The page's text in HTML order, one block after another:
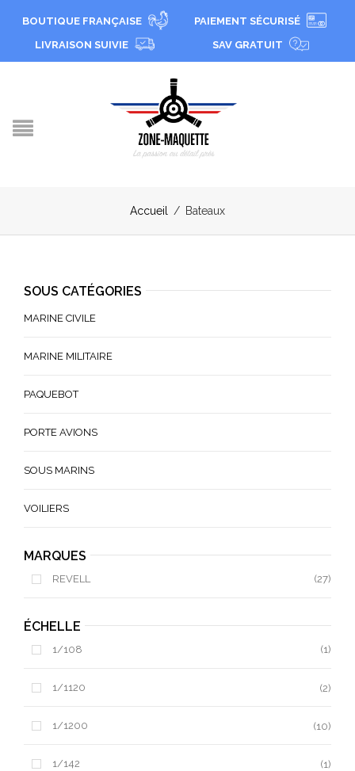
BOUTIQUE FRANÇAISE
PAIEMENT SÉCURISÉ
LIVRAISON SUIVIE
SAV GRATUIT
Accueil / Bateaux
SOUS CATÉGORIES
MARINE CIVILE
MARINE MILITAIRE
PAQUEBOT
PORTE AVIONS
SOUS MARINS
VOILIERS
MARQUES
REVELL (27)
ÉCHELLE
1/108 (1)
1/1120 (2)
1/1200 (10)
1/142 (1)